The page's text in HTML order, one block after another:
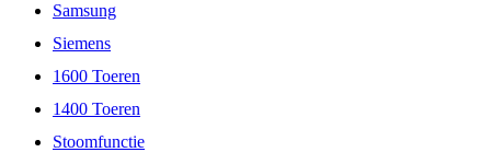
Samsung
Siemens
1600 Toeren
1400 Toeren
Stoomfunctie